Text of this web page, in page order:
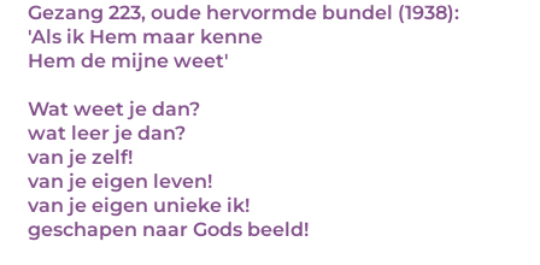
Gezang 223, oude hervormde bundel (1938):
'Als ik Hem maar kenne
Hem de mijne weet'
Wat weet je dan?
wat leer je dan?
van je zelf!
van je eigen leven!
van je eigen unieke ik!
geschapen naar Gods beeld!